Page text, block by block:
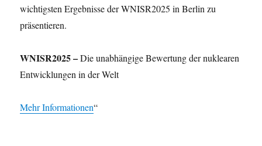
wichtigsten Ergebnisse der WNISR2025 in Berlin zu
präsentieren.
WNISR2025 –Die unabhängige Bewertung der nuklearen
Entwicklungen in der Welt
Mehr Informationen“